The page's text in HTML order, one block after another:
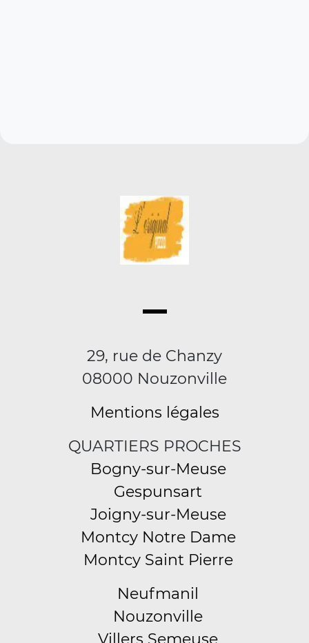
29, rue de Chanzy
08000 Nouzonville
Mentions légales
QUARTIERS PROCHES
Bogny-sur-Meuse
Gespunsart
Joigny-sur-Meuse
Montcy Notre Dame
Montcy Saint Pierre
Neufmanil
Nouzonville
Villers Semeuse